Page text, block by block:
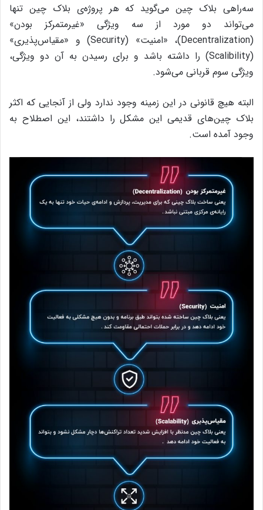
سه‌راهی بلاک چین می‌گوید که هر پروژه‌ی بلاک چین تنها
می‌تواند دو مورد از سه ویژگی «غیرمتمرکز بودن»
(Decentralization)، «امنیت» (Security) و «مقیاس‌پذیری»
(Scalibility) را داشته باشد و برای رسیدن به آن دو ویژگی،
ویژگی سوم قربانی می‌شود.
البته هیچ قانونی در این زمینه وجود ندارد ولی از آنجایی که اکثر
بلاک چین‌های قدیمی این مشکل را داشتند، این اصطلاح به
وجود آمده است.